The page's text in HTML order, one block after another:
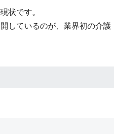
状です。
しているのが、業界初の介護